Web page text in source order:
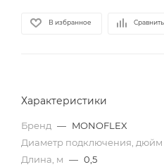
В избранное Сравнить
Характеристики
Бренд — MONOFLEX
Диаметр подключения, дюйм
Длина, м — 0,5